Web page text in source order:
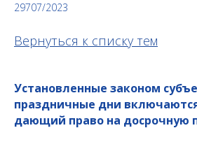
29707/2023
Вернуться к списку тем
Установленные законом
праздничные дни
дающий право на досрочную